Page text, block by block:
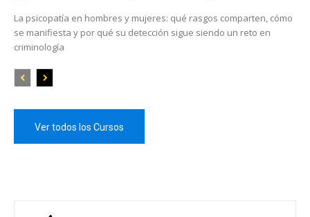
La psicopatía en hombres y mujeres: qué rasgos comparten, cómo
se manifiesta y por qué su detección sigue siendo un reto en
criminología
Ver todos los Cursos